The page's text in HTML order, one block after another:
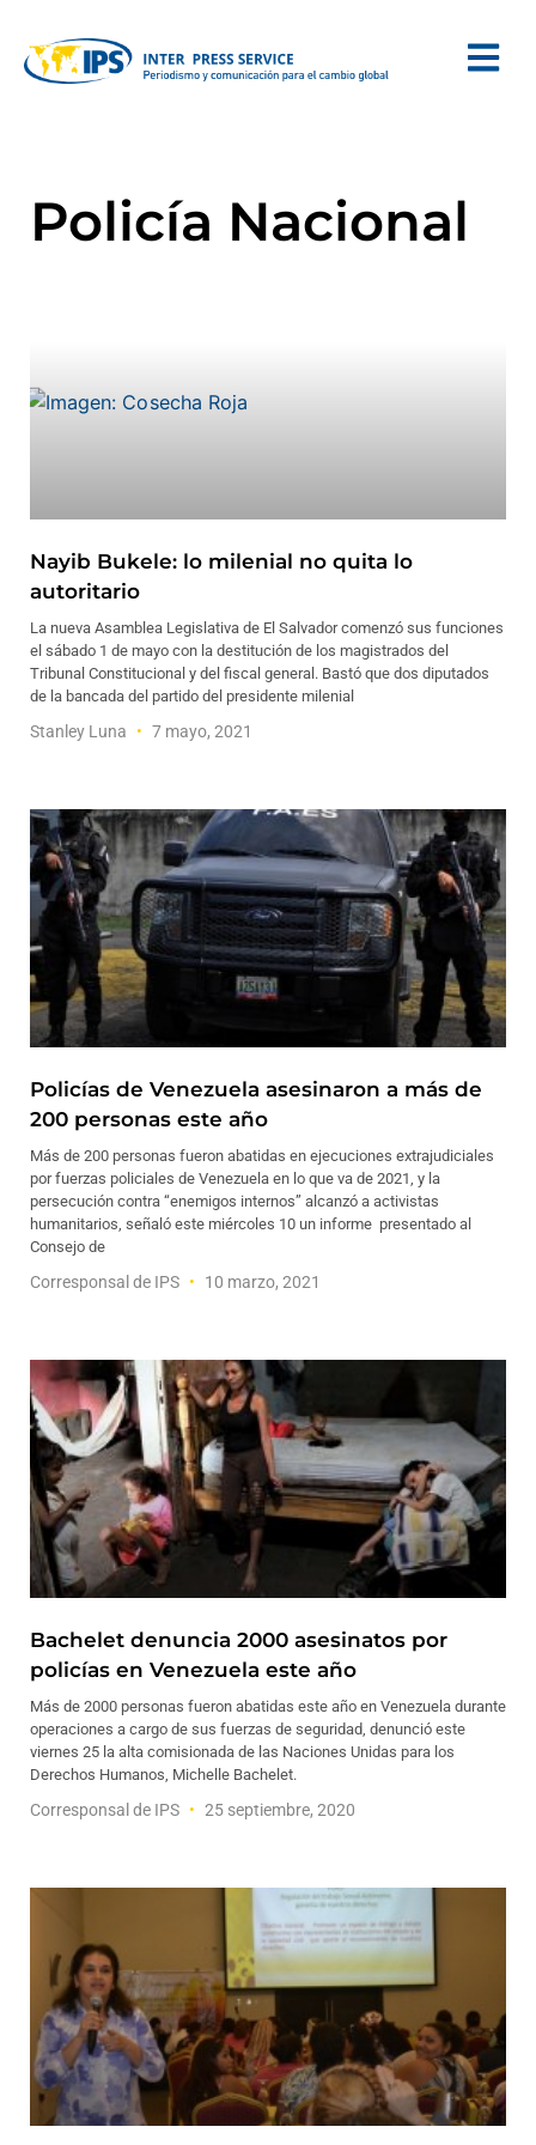
Policía Nacional
Nayib Bukele: lo milenial no quita lo
autoritario
La nueva Asamblea Legislativa de El Salvador comenzó sus funciones
el sábado 1 de mayo con la destitución de los magistrados del
Tribunal Constitucional y del fiscal general. Bastó que dos diputados
de la bancada del partido del presidente milenial
Stanley Luna 7 mayo, 2021
Policías de Venezuela asesinaron a más de
200 personas este año
Más de 200 personas fueron abatidas en ejecuciones extrajudiciales
por fuerzas policiales de Venezuela en lo que va de 2021, y la
persecución contra “enemigos internos” alcanzó a activistas
humanitarios, señaló este miércoles 10 un informe presentado al
Consejo de
Corresponsal de IPS 10 marzo, 2021
Bachelet denuncia 2000 asesinatos por
policías en Venezuela este año
Más de 2000 personas fueron abatidas este año en Venezuela durante
operaciones a cargo de sus fuerzas de seguridad, denunció este
viernes 25 la alta comisionada de las Naciones Unidas para los
Derechos Humanos, Michelle Bachelet.
Corresponsal de IPS 25 septiembre, 2020